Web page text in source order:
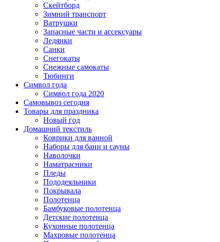
Скейтборд
Зимний транспорт
Ватрушки
Запасные части и ассексуары
Ледянки
Санки
Снегокаты
Снежные самокаты
Тюбинги
Символ года
Символ года 2020
Самовывоз сегодня
Товары для праздника
Новый год
Домашний текстиль
Коврики для ванной
Наборы для бани и сауны
Наволочки
Наматрасники
Пледы
Пододеяльники
Покрывала
Полотенца
Бамбуковые полотенца
Детские полотенца
Кухонные полотенца
Махровые полотенца